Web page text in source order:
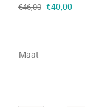
€46,00
was:
€40,00
is:
Maat